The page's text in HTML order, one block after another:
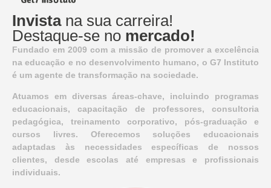
Invistana sua carreira!
Destaque-se no mercado!
Fundado em 2009 com a missão de promover a excelência
na educação e no desenvolvimento humano, o G7 Instituto
é um agente de transformação na sociedade.
Atuamos em diversas áreas-chave, incluindo programas
educacionais, capacitação de professores, consultoria
pedagógica, treinamento corporativo, pós-graduação e
cursos livres. Oferecemos soluções educacionais
adaptadas às necessidades específicas de nossos
clientes, desde escolas até empresas e profissionais
individuais.